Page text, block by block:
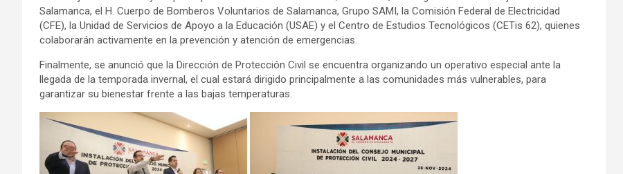
Salamanca, el H. Cuerpo de Bomberos Voluntarios de Salamanca, Grupo SAMI, la Comisión Federal de Electricidad
(CFE), la Unidad de Servicios de Apoyo a la Educación (USAE) y el Centro de Estudios Tecnológicos (CETis 62), quienes
colaborarán activamente en la prevención y atención de emergencias.
Finalmente, se anunció que la Dirección de Protección Civil se encuentra organizando un operativo especial ante la
llegada de la temporada invernal, el cual estará dirigido principalmente a las comunidades más vulnerables, para
garantizar su bienestar frente a las bajas temperaturas.